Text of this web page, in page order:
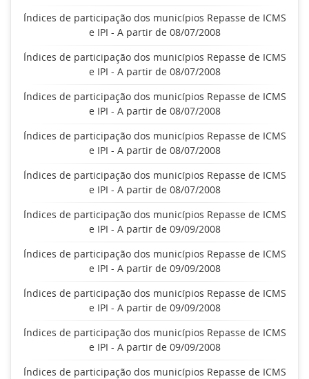
Índices de participação dos municípios Repasse de ICMS
e IPI - A partir de 08/07/2008
Índices de participação dos municípios Repasse de ICMS
e IPI - A partir de 08/07/2008
Índices de participação dos municípios Repasse de ICMS
e IPI - A partir de 08/07/2008
Índices de participação dos municípios Repasse de ICMS
e IPI - A partir de 08/07/2008
Índices de participação dos municípios Repasse de ICMS
e IPI - A partir de 08/07/2008
Índices de participação dos municípios Repasse de ICMS
e IPI - A partir de 09/09/2008
Índices de participação dos municípios Repasse de ICMS
e IPI - A partir de 09/09/2008
Índices de participação dos municípios Repasse de ICMS
e IPI - A partir de 09/09/2008
Índices de participação dos municípios Repasse de ICMS
e IPI - A partir de 09/09/2008
Índices de participação dos municípios Repasse de ICMS